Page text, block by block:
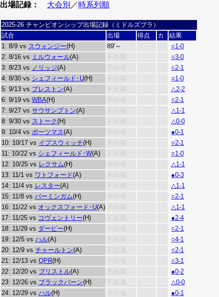
出場記録： 大会別 ／時系列順
2025-26 チャンピオンシップ出場記録（ミドルズブラ）
試合
出場 得点 カ
結果
1: 8/9 vs スウォンジー(H) 89'～
○1-0
2: 8/16 vs ミルウォール(A) 不出場
○3-0
3: 8/23 vs ノリッジ(A) 不出場
○2-1
4: 8/30 vs シェフィールド･U(H) 不出場
○1-0
5: 9/13 vs プレストン(A) 不出場
△2-2
6: 9/19 vs WBA(H) 不出場
○2-1
7: 9/27 vs サウサンプトン(A) 不出場
△1-1
8: 9/30 vs ストーク(H) 不出場
△0-0
9: 10/4 vs ポーツマス(A) 不出場
●0-1
10: 10/17 vs イプスウィッチ(H) 不出場
○2-1
11: 10/22 vs シェフィールド･W(A) 不出場
○1-0
12: 10/25 vs レクサム(H) 不出場
△1-1
13: 11/1 vs ワトフォード(A) 不出場
●0-3
14: 11/4 vs レスター(A) 不出場
△1-1
15: 11/8 vs バーミンガム(H) 不出場
○2-1
16: 11/22 vs オックスフォード･U(A) 不出場
△1-1
17: 11/25 vs コヴェントリー(H) 不出場
●2-4
18: 11/29 vs ダービー(H) 不出場
○2-1
19: 12/5 vs ハル(A) 不出場
○4-1
20: 12/9 vs チャールトン(A) 不出場
○2-1
21: 12/13 vs QPR(H) 不出場
○3-1
22: 12/20 vs ブリストル(A) 不出場
●0-2
23: 12/26 vs ブラックバーン(H) 不出場
△0-0
24: 12/29 vs ハル(H) 不出場
●0-1